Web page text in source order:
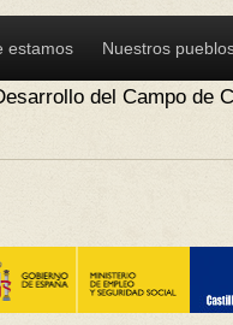
estamos Nuestros
del Campo de